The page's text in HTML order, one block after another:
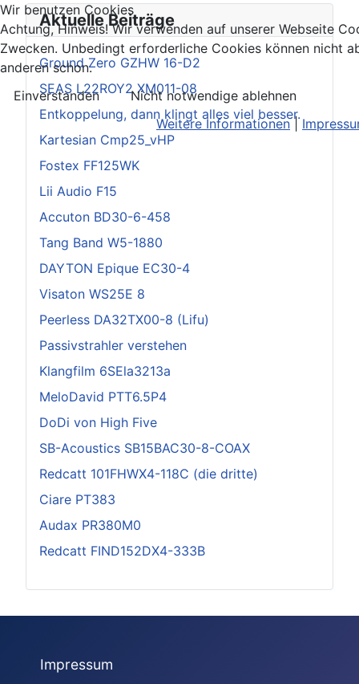
Aktuelle Beiträge
Ground Zero GZHW 16-D2
SEAS L22ROY2 XM011-08
Entkoppelung, dann klingt alles viel besser.
Kartesian Cmp25_vHP
Fostex FF125WK
Lii Audio F15
Accuton BD30-6-458
Tang Band W5-1880
DAYTON Epique EC30-4
Visaton WS25E 8
Peerless DA32TX00-8 (Lifu)
Passivstrahler verstehen
Klangfilm 6SEla3213a
MeloDavid PTT6.5P4
DoDi von High Five
SB-Acoustics SB15BAC30-8-COAX
Redcatt 101FHWX4-118C (die dritte)
Ciare PT383
Audax PR380M0
Redcatt FIND152DX4-333B
Impressum
Wir benutzen Cookies
Achtung, Hinweis! Wir verwenden auf unserer Webseite
Zwecken. Unbedingt erforderliche Cookies können nicht
anderen schon.
Einverstanden
Nicht notwendige ablehnen
Weitere Informationen|